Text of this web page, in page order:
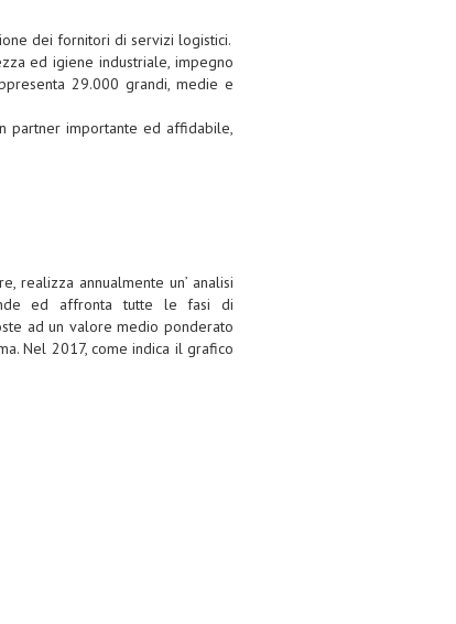
dei fornitori di servizi logistici.
ed igiene industriale, impegno
29.000 grandi, medie e
partner importante ed affidabile,
realizza annualmente un’ analisi
ed affronta tutte le fasi di
ad un valore medio ponderato
Nel 2017, come indica il grafico